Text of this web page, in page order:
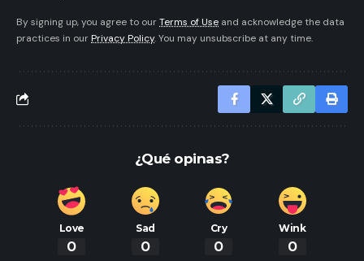
By signing up, you agree to ourTerms of Use and acknowledge the data
practices in our Privacy Policy. You may unsubscribe at any time.
¿Qué opinas?
Love
0
Sad
0
Cry
0
Wink
0